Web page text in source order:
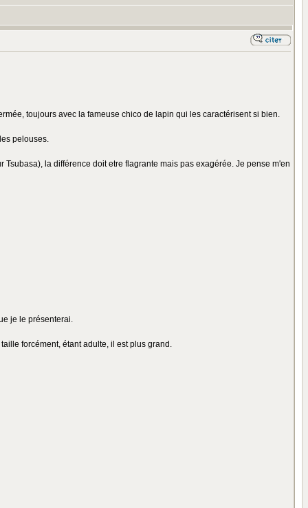
toujours avec la fameuse chico de lapin qui les caractérisent si bien.
pelouses.
la différence doit etre flagrante mais pas exagérée. Je pense m'en
je le présenterai.
forcément, étant adulte, il est plus grand.